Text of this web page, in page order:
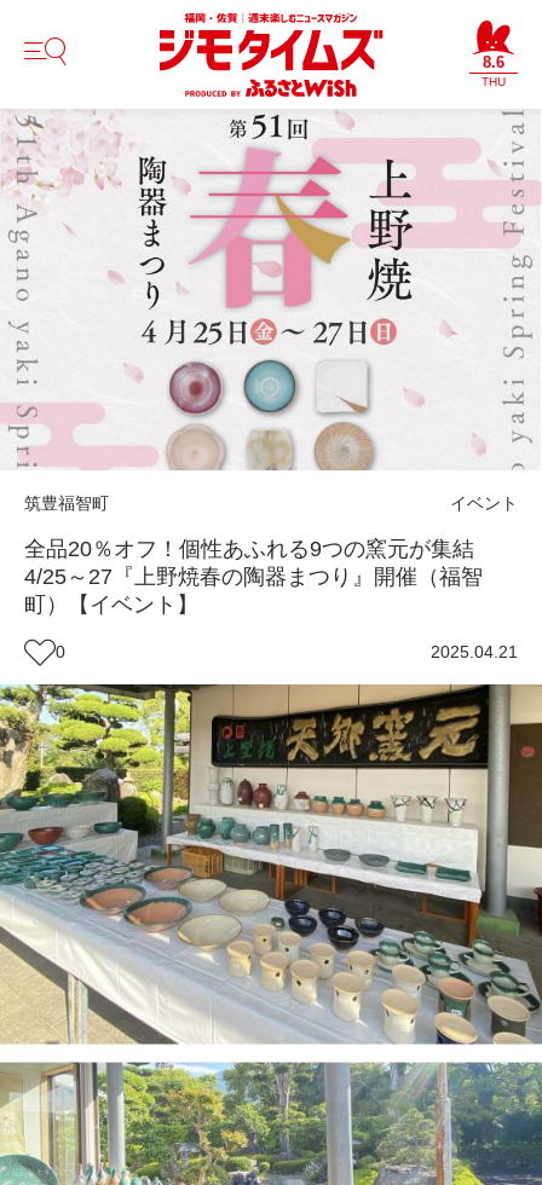
8.6
THU
筑豊福智町 イベント
全品20％オフ！個性あふれる9つの窯元が集結
4/25～27『上野焼春の陶器まつり』開催（福智
町）【イベント】
0 2025.04.21